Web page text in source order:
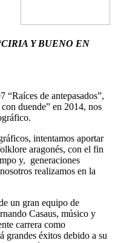
Y BUENO EN
“Raíces de antepasados”,
duende” en 2014, nos
intentamos aportar
aragonés, con el fin
y, generaciones
realizamos en la
un gran equipo de
Casaus, músico y
carrera como
grandes éxitos debido a su